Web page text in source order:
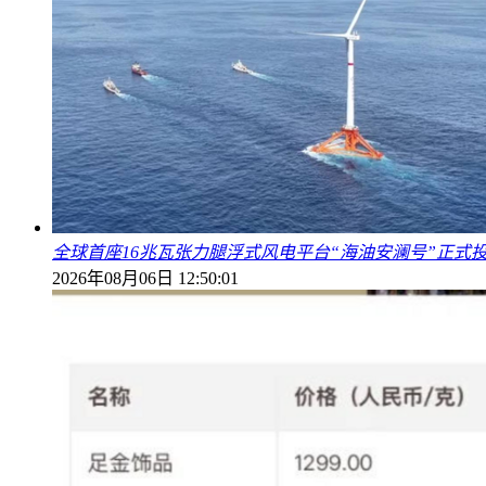
全球首座16兆瓦张力腿浮式风电平台“海油安澜号”正式
2026年08月06日 12:50:01